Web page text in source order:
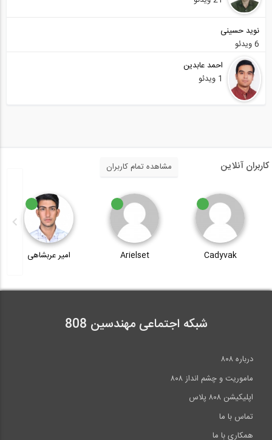
نوید حسینی
6 ویدئو
احمد عابدین
1 ویدئو
کاربران آنلاین مشاهده تمام کاربران
Cadyvak
Arielset امیر عربشاهی
شبکه اجتماعی مهندسین 808
درباره ۸۰۸
ماموریت و چشم انداز ۸۰۸
اپلیکیشن ۸۰۸ پلاس
تماس با ما
همکاری با ما